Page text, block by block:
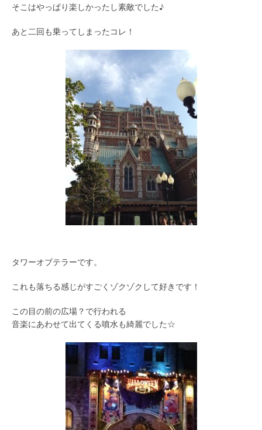
そこはやっぱり楽しかったし素敵でした♪
あと二回も乗ってしまったコレ！
タワーオブテラーです。
これも落ちる感じがすごくゾクゾクして好きです！
この目の前の広場？で行われる
音楽にあわせて出てくる噴水も綺麗でした☆